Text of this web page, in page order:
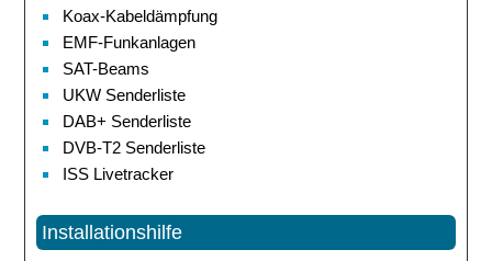
Koax-Kabeldämpfung
EMF-Funkanlagen
SAT-Beams
UKW Senderliste
DAB+ Senderliste
DVB-T2 Senderliste
ISS Livetracker
Installationshilfe